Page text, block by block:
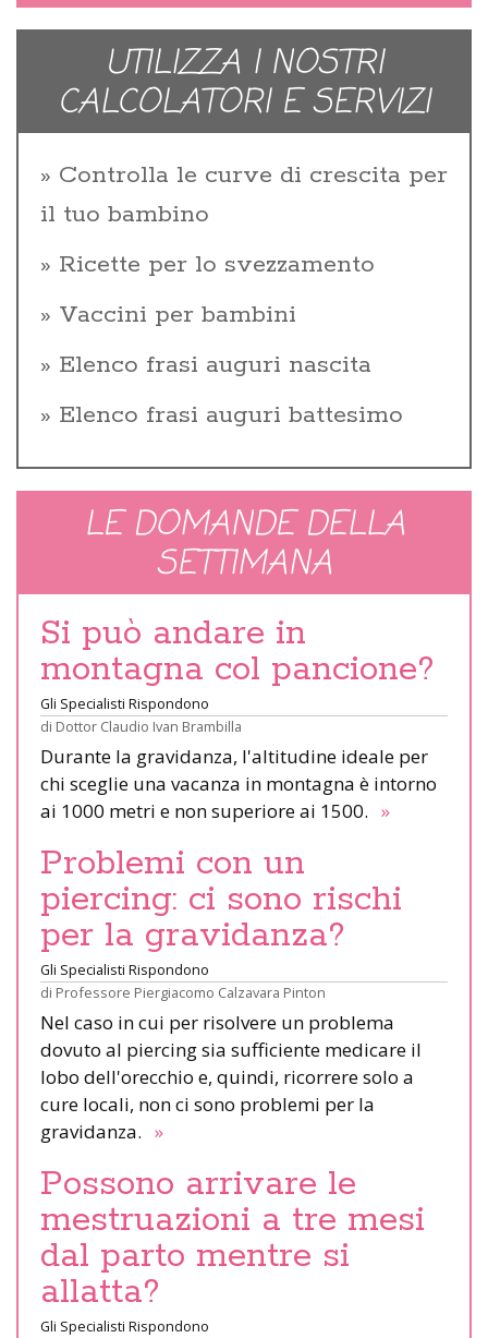
UTILIZZA I NOSTRI
CALCOLATORI E SERVIZI
Controlla le curve di crescita per
il tuo bambino
Ricette per lo svezzamento
Vaccini per bambini
Elenco frasi auguri nascita
Elenco frasi auguri battesimo
LE DOMANDE DELLA
SETTIMANA
Si può andare in
montagna col pancione?
Gli Specialisti Rispondono
di Dottor Claudio Ivan Brambilla
Durante la gravidanza, l'altitudine ideale per
chi sceglie una vacanza in montagna è intorno
ai 1000 metri e non superiore ai 1500. »
Problemi con un
piercing: ci sono rischi
per la gravidanza?
Gli Specialisti Rispondono
di Professore Piergiacomo Calzavara Pinton
Nel caso in cui per risolvere un problema
dovuto al piercing sia sufficiente medicare il
lobo dell'orecchio e, quindi, ricorrere solo a
cure locali, non ci sono problemi per la
gravidanza. »
Possono arrivare le
mestruazioni a tre mesi
dal parto mentre si
allatta?
Gli Specialisti Rispondono